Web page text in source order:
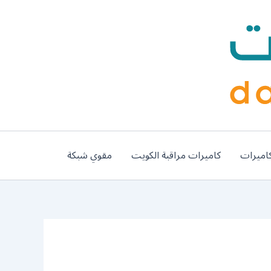
كاميرات مراقبة الكويت مقوي شبكة